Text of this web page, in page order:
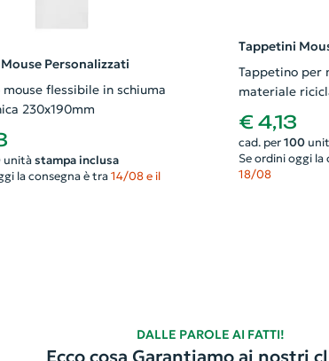
Personalizzati
flessibile in schiuma
230x190mm
unità stampa inclusa
la consegna è tra 14/08 e il
Tappetini
Tappetino per
materiale
240x190mm
€ 4,13
cad. per 100
Se ordini oggi la
18/08
DALLE PAROLE AI FATTI!